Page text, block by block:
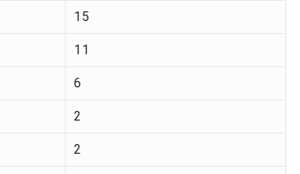
15
11
6
2
2